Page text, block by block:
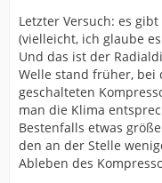
Letzter Versuch: es
(vielleicht, ich glaube
Und das ist der
Welle stand früher, bei
geschalteten
man die Klima
Bestenfalls etwas
den an der Stelle
Ableben des